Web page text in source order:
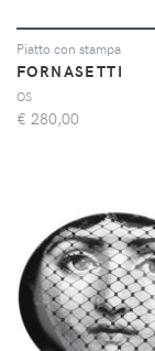
Piatto con stampa
FORNASETTI
OS
€ 280,00